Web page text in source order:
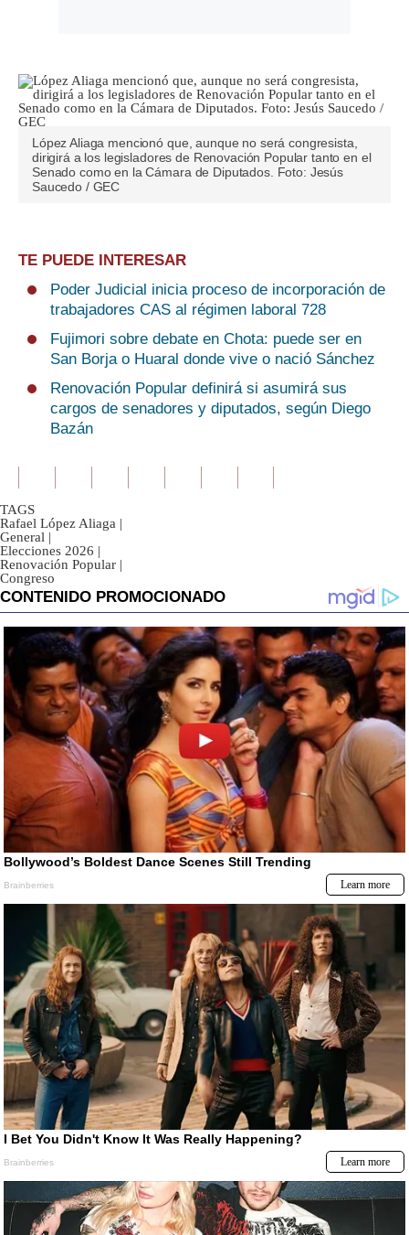
López Aliaga mencionó que, aunque no será congresista,
dirigirá a los legisladores de Renovación Popular tanto en el
Senado como en la Cámara de Diputados. Foto: Jesús
Saucedo / GEC
TE PUEDE INTERESAR
Poder Judicial inicia proceso de incorporación de
trabajadores CAS al régimen laboral 728
Fujimori sobre debate en Chota: puede ser en
San Borja o Huaral donde vive o nació Sánchez
Renovación Popular definirá si asumirá sus
cargos de senadores y diputados, según Diego
Bazán
TAGS
Rafael López Aliaga |
General |
Elecciones 2026 |
Renovación Popular |
Congreso